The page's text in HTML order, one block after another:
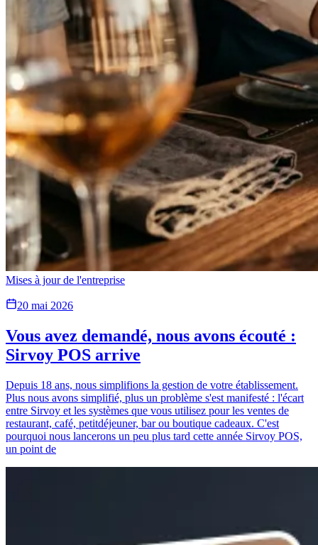
Mises à jour de l'entreprise
20 mai 2026
Vous avez demandé, nous avons écouté :
Sirvoy POS arrive
Depuis 18 ans, nous simplifions la gestion de votre établissement.
Plus nous avons simplifié, plus un problème s'est manifesté : l'écart
entre Sirvoy et les systèmes que vous utilisez pour les ventes de
restaurant, café, petitdéjeuner, bar ou boutique cadeaux. C'est
pourquoi nous lancerons un peu plus tard cette année Sirvoy POS,
un point de